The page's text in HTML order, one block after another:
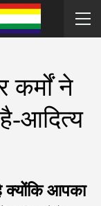
कर्मों ने
आदित्य
क्योंकि आपका